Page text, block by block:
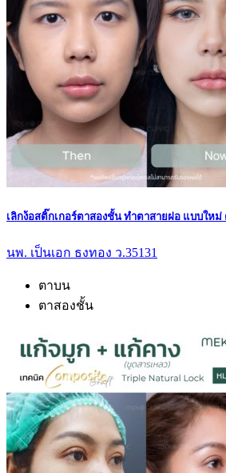
เลิกง้อสติ๊กเกอร์ตาสองชั้น ทำตาสายฝอ แบบให
นพ. เป็นเอก ธงทอง ว.35131
ตาบน
ตาสองชั้น